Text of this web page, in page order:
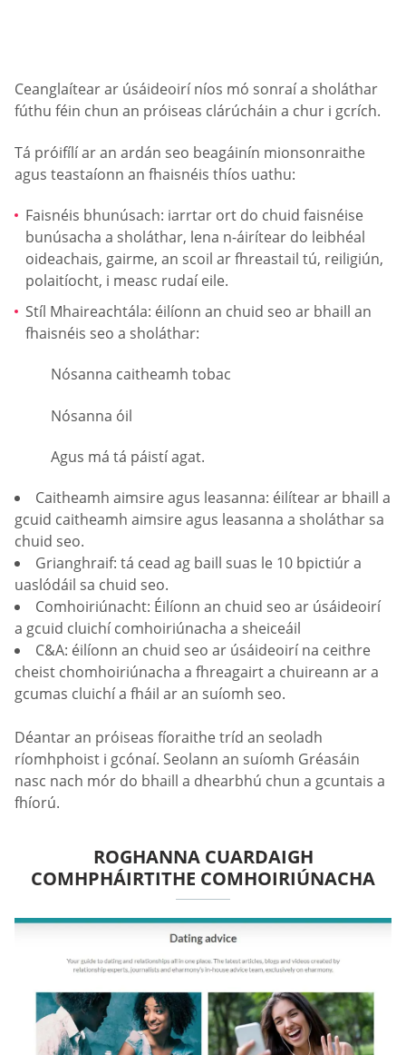
Ceanglaítear ar úsáideoirí níos mó sonraí a sholáthar
fúthu féin chun an próiseas clárúcháin a chur i gcrích.
Tá próifílí ar an ardán seo beagáinín mionsonraithe
agus teastaíonn an fhaisnéis thíos uathu:
Faisnéis bhunúsach: iarrtar ort do chuid faisnéise
bunúsacha a sholáthar, lena n-áirítear do leibhéal
oideachais, gairme, an scoil ar fhreastail tú, reiligiún,
polaitíocht, i measc rudaí eile.
Stíl Mhaireachtála: éilíonn an chuid seo ar bhaill an
fhaisnéis seo a sholáthar:
Nósanna caitheamh tobac
Nósanna óil
Agus má tá páistí agat.
Caitheamh aimsire agus leasanna: éilítear ar bhaill a
gcuid caitheamh aimsire agus leasanna a sholáthar sa
chuid seo.
Grianghraif: tá cead ag baill suas le 10 bpictiúr a
uaslódáil sa chuid seo.
Comhoiriúnacht: Éilíonn an chuid seo ar úsáideoirí
a gcuid cluichí comhoiriúnacha a sheiceáil
C&A: éilíonn an chuid seo ar úsáideoirí na ceithre
cheist chomhoiriúnacha a fhreagairt a chuireann ar a
gcumas cluichí a fháil ar an suíomh seo.
Déantar an próiseas fíoraithe tríd an seoladh
ríomhphoist i gcónaí. Seolann an suíomh Gréasáin
nasc nach mór do bhaill a dhearbhú chun a gcuntais a
fhíorú.
ROGHANNA CUARDAIGH
COMHPHÁIRTITHE COMHOIRIÚNACHA